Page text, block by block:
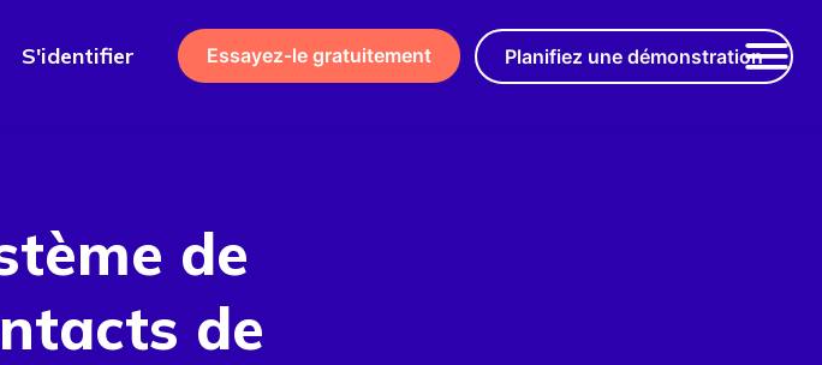
S'identifier Essayez-le gratuitement Planifiez une démonstration
de
de